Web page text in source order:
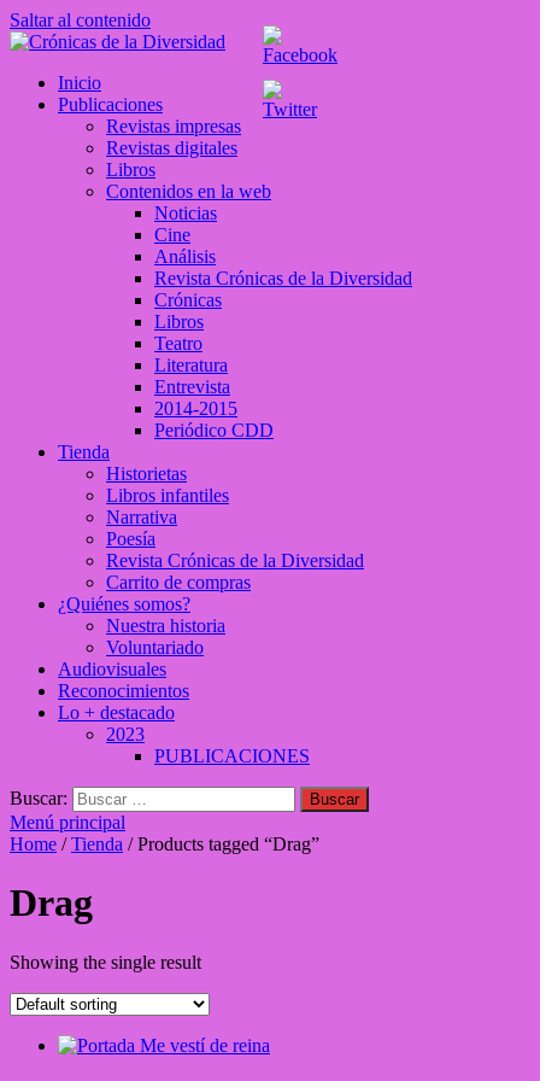
Saltar al contenido
Crónicas de la Diversidad
Plataforma de comunicaciones sobre temas de cultura LGTB+
Inicio
Publicaciones
Revistas impresas
Revistas digitales
Libros
Contenidos en la web
Noticias
Cine
Análisis
Revista Crónicas de la Diversidad
Crónicas
Libros
Teatro
Literatura
Entrevista
2014-2015
Periódico CDD
Tienda
Historietas
Libros infantiles
Narrativa
Poesía
Revista Crónicas de la Diversidad
Carrito de compras
¿Quiénes somos?
Nuestra historia
Voluntariado
Audiovisuales
Reconocimientos
Lo + destacado
2023
PUBLICACIONES
Buscar:
Menú principal
Home /Tienda / Products tagged “Drag”
Drag
Showing the single result